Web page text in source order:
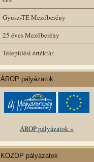
Gyüsz-TE Mezőberény
25 éves Mezőberény
Települési értéktár
ÁROP pályázatok
ÁROP pályázatok »
KÖZOP pályázatok